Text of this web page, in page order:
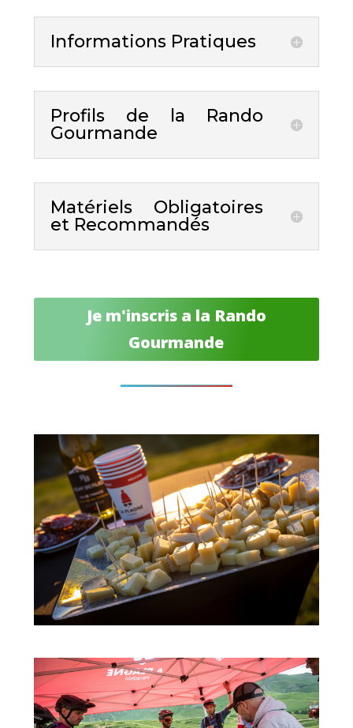
Informations Pratiques
Profils de la Rando
Gourmande
Matériels Obligatoires
et Recommandés
Je m'inscris a la Rando
Gourmande